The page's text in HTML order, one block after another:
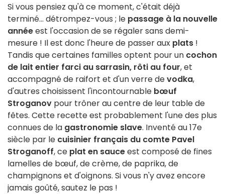
Si vous pensiez qu'à ce moment, c'était déjà
terminé... détrompez-vous ; le passage à la nouvelle
annéeest l'occasion de se régaler sans demi-
mesure ! Il est donc l'heure de passer aux plats !
Tandis que certaines familles optent pour un cochon
de lait entier farci au sarrasin, rôti au four, et
accompagné de raifort et d'un verre devodka,
d'autres choisissent l'incontournable bœuf
Stroganov pour trôner au centre de leur table de
fêtes. Cette recette est probablement l'une des plus
connues de la gastronomie slave. Inventé au 17e
siècle par le cuisinier français du comte Pavel
Stroganoff, ce plat en sauceest composé de fines
lamelles de bœuf, de crème, de paprika, de
champignons et d'oignons. Si vous n'y avez encore
jamais goûté, sautez le pas !